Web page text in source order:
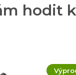
hodit